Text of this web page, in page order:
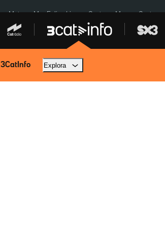
a Meta Mor Felipe Lipe Ceuta Menors Ceuta
3CatInfo Explora